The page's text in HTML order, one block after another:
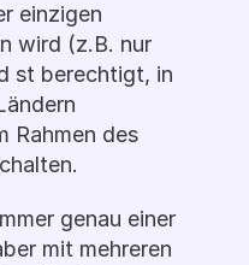
einzigen
wird (z.B. nur
st berechtigt, in
Rahmen des
genau einer
mit mehreren